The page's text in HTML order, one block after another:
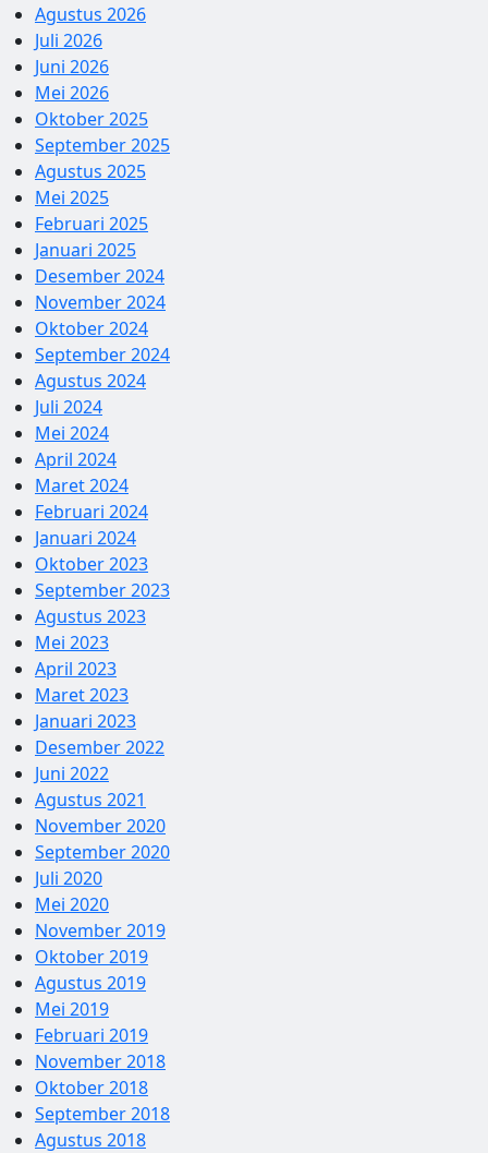
Agustus 2026
Juli 2026
Juni 2026
Mei 2026
Oktober 2025
September 2025
Agustus 2025
Mei 2025
Februari 2025
Januari 2025
Desember 2024
November 2024
Oktober 2024
September 2024
Agustus 2024
Juli 2024
Mei 2024
April 2024
Maret 2024
Februari 2024
Januari 2024
Oktober 2023
September 2023
Agustus 2023
Mei 2023
April 2023
Maret 2023
Januari 2023
Desember 2022
Juni 2022
Agustus 2021
November 2020
September 2020
Juli 2020
Mei 2020
November 2019
Oktober 2019
Agustus 2019
Mei 2019
Februari 2019
November 2018
Oktober 2018
September 2018
Agustus 2018